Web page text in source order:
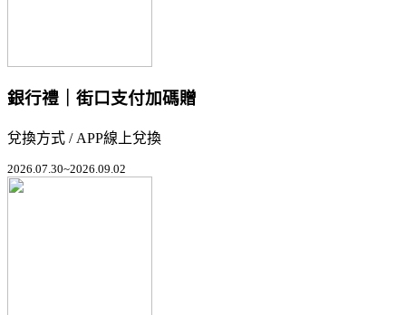
銀行禮｜街口支付加碼贈
兌換方式 / APP線上兌換
2026.07.30~2026.09.02